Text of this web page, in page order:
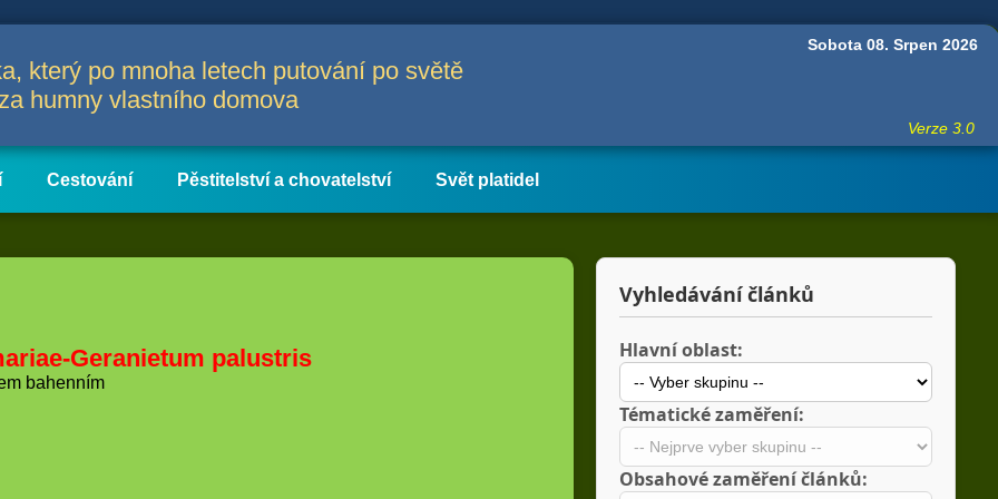
který po mnoha letech putování po světě
humny vlastního domova
Sobota 08. Srpen 2026
Verze 3.0
Cestování Pěstitelství a chovatelství Svět platidel
Geranietum palustris
bahenním
Vyhledávání článků
Hlavní oblast:
Tématické zaměření:
Obsahové zaměření článků: